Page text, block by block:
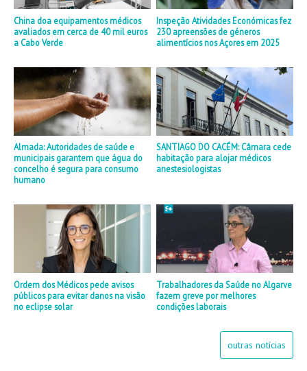
China doa equipamentos médicos
avaliados em cerca de 40 mil euros
a Cabo Verde
Inspeção Atividades Económicas fez
230 apreensões de géneros
alimentícios nos Açores em 2025
Almada: Autoridades de saúde e
municipais garantem que água do
concelho é segura para consumo
humano
SANTIAGO DO CACÉM: Câmara cede
habitação para alojar médicos
anestesiologistas
Ordem dos Médicos pede avisos
públicos para evitar danos na visão
no eclipse solar
Trabalhadores da Saúde no Algarve
fazem greve por melhores
condições laborais
outras notícias